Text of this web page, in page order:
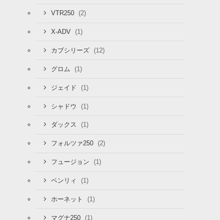
VTR250 (2)
X-ADV (1)
カブシリーズ (12)
グロム (1)
ジェイド (1)
シャドウ (1)
ダックス (1)
フォルツァ250 (2)
フュージョン (1)
ベンリィ (1)
ホーネット (1)
マグナ250 (1)